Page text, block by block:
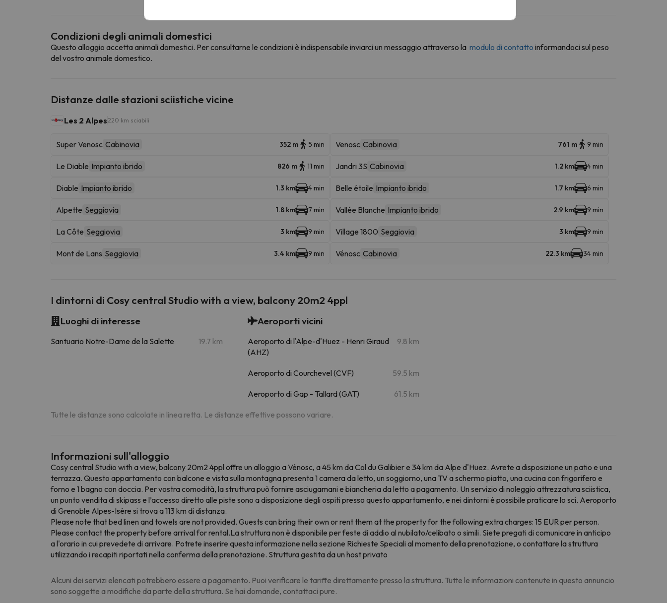
Condizioni degli animali domestici
Questo alloggio accetta animali domestici. Per consultarne le condizioni è indispensabile inviarci un messaggio attraverso la modulo di contatto informandoci sul peso
del vostro animale domestico.
Distanze dalle stazioni sciistiche vicine
Les 2 Alpes 220 km sciabili
Super Venosc Cabinovia 352 m 5 min Venosc Cabinovia 761 m 9 min
Le Diable Impianto ibrido 826 m 11 min Jandri 3S Cabinovia 1.2 km 4 min
Diable Impianto ibrido 1.3 km 4 min Belle étoile Impianto ibrido 1.7 km 6 min
Alpette Seggiovia 1.8 km 7 min Vallée Blanche Impianto ibrido 2.9 km 9 min
La Côte Seggiovia 3 km 9 min Village 1800 Seggiovia 3 km 9 min
Mont de Lans Seggiovia 3.4 km 9 min Vénosc Cabinovia 22.3 km 34 min
I dintorni di Cosy central Studio with a view, balcony 20m2 4ppl
Luoghi di interesse
Santuario Notre-Dame de la Salette 19.7 km
Aeroporti vicini
Aeroporto di l'Alpe-d'Huez - Henri Giraud
(AHZ)
9.8 km
Aeroporto di Courchevel (CVF) 59.5 km
Aeroporto di Gap - Tallard (GAT) 61.5 km
Tutte le distanze sono calcolate in linea retta. Le distanze effettive possono variare.
Informazioni sull'alloggio
Cosy central Studio with a view, balcony 20m2 4ppl offre un alloggio a Vénosc, a 45 km da Col du Galibier e 34 km da Alpe d'Huez. Avrete a disposizione un patio e una
terrazza. Questo appartamento con balcone e vista sulla montagna presenta 1 camera da letto, un soggiorno, una TV a schermo piatto, una cucina con frigorifero e
forno e 1 bagno con doccia. Per vostra comodità, la struttura può fornire asciugamani e biancheria da letto a pagamento. Un servizio di noleggio attrezzatura sciistica,
un punto vendita di skipass e l’accesso diretto alle piste sono a disposizione degli ospiti presso questo appartamento, e nei dintorni è possibile praticare lo sci. Aeroporto
di Grenoble Alpes-Isère si trova a 113 km di distanza.
Please note that bed linen and towels are not provided. Guests can bring their own or rent them at the property for the following extra charges: 15 EUR per person.
Please contact the property before arrival for rental.La struttura non è disponibile per feste di addio al nubilato/celibato o simili. Siete pregati di comunicare in anticipo
a l'orario in cui prevedete di arrivare. Potrete inserire questa informazione nella sezione Richieste Speciali al momento della prenotazione, o contattare la struttura
utilizzando i recapiti riportati nella conferma della prenotazione. Struttura gestita da un host privato
Alcuni dei servizi elencati potrebbero essere a pagamento. Puoi verificare le tariffe direttamente presso la struttura. Tutte le informazioni contenute in questo annuncio
sono soggette a modifiche da parte della struttura. Se hai domande, contattaci pure.